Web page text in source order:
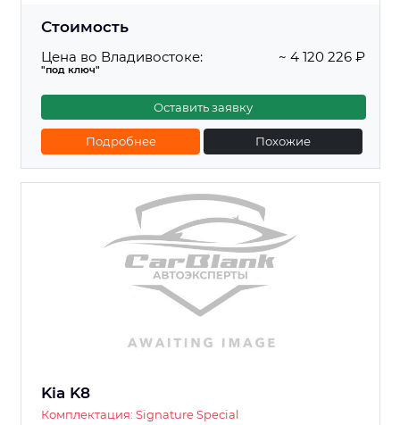
Стоимость
Цена во Владивостоке:
"под ключ"
~ 4 120 226 ₽
Оставить заявку
Подробнее Похожие
Kia K8
Комплектация: Signature Special